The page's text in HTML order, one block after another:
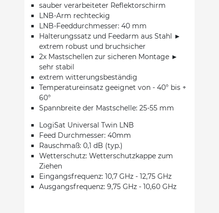
sauber verarbeiteter Reflektorschirm
LNB-Arm rechteckig
LNB-Feeddurchmesser: 40 mm
Halterungssatz und Feedarm aus Stahl ►
extrem robust und bruchsicher
2x Mastschellen zur sicheren Montage ►
sehr stabil
extrem witterungsbeständig
Temperatureinsatz geeignet von - 40° bis +
60°
Spannbreite der Mastschelle: 25-55 mm
LogiSat Universal Twin LNB
Feed Durchmesser: 40mm
Rauschmaß: 0,1 dB (typ.)
Wetterschutz: Wetterschutzkappe zum
Ziehen
Eingangsfrequenz: 10,7 GHz - 12,75 GHz
Ausgangsfrequenz: 9,75 GHz - 10,60 GHz